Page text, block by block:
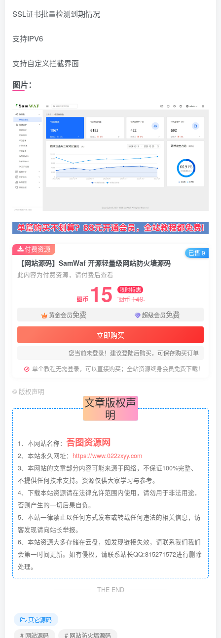
SSL证书批量检测到期情况
支持IPV6
支持自定义拦截界面
图片：
【网站源码】SamWaf 开源轻量级网站防火墙源码
此内容为付费资源，请付费后查看
图币 15 限时特惠
图币149
黄金会员免费 超级会员免费
立即购买
您当前未登录！建议登陆后购买，可保存购买订单
单个教程无需登录，可以直接购买；全站资源终身会员免费下载！
付费资源 已售 9
© 版权声明
文章版权声
明
1、本网站名称： 吾图资源网
2、本站永久网址： https://www.022zxyy.com
3、本网站的文章部分内容可能来源于网络，不保证100%完整、
不提供任何技术支持。资源仅供大家学习与参考。
4、下载本站资源请在法律允许范围内使用，请勿用于非法用途，
否则产生的一切后果自负。
5、本站一律禁止以任何方式发布或转载任何违法的相关信息，访
客发现请向站长举报。
6、本站资源大多存储在云盘，如发现链接失效，请联系我们我们
会第一时间更新。如有侵权，请联系站长QQ:815271572进行删除
处理。
THE END
其它源码
# 网站源码
# 网站防火墙源码